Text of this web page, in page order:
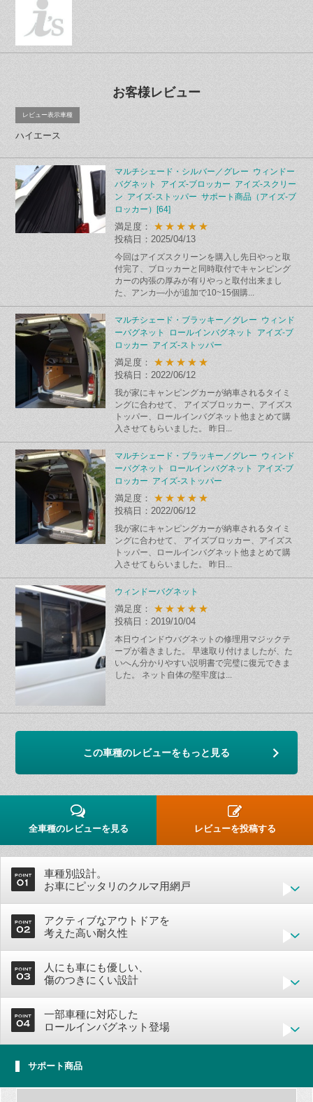
お客様レビュー
レビュー表示車種
ハイエース
マルチシェード・シルバー／グレー ウィンドー
バグネット アイズ-ブロッカー アイズ-スクリー
ン アイズ-ストッパー サポート商品（アイズ-ブ
ロッカー）[64]
満足度： ★★★★★
投稿日：2025/04/13
今回はアイズスクリーンを購入し先日やっと取
付完了、ブロッカーと同時取付でキャンピング
カーの内張の厚みが有りやっと取付出来まし
た、アンカ―小が追加で10~15個購...
マルチシェード・ブラッキー／グレー ウィンド
ーバグネット ロールインバグネット アイズ-ブ
ロッカー アイズ-ストッパー
満足度： ★★★★★
投稿日：2022/06/12
我が家にキャンピングカーが納車されるタイミ
ングに合わせて、 アイズブロッカー、アイズス
トッパー、ロールインバグネット他まとめて購
入させてもらいました。 昨日...
マルチシェード・ブラッキー／グレー ウィンド
ーバグネット ロールインバグネット アイズ-ブ
ロッカー アイズ-ストッパー
満足度： ★★★★★
投稿日：2022/06/12
我が家にキャンピングカーが納車されるタイミ
ングに合わせて、 アイズブロッカー、アイズス
トッパー、ロールインバグネット他まとめて購
入させてもらいました。 昨日...
ウィンドーバグネット
満足度： ★★★★★
投稿日：2019/10/04
本日ウインドウバグネットの修理用マジックテ
ープが着きました。 早速取り付けましたが、た
いへん分かりやすい説明書で完璧に復元できま
した。 ネット自体の堅牢度は...
この車種のレビューをもっと見る
全車種のレビューを見る レビューを投稿する
車種別設計。
お車にピッタリのクルマ用網戸
アクティブなアウトドアを
考えた高い耐久性
人にも車にも優しい、
傷のつきにくい設計
一部車種に対応した
ロールインバグネット登場
サポート商品